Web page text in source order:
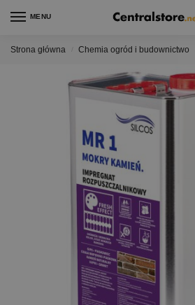
MENU
Strona główna Chemia ogród i budownictwo